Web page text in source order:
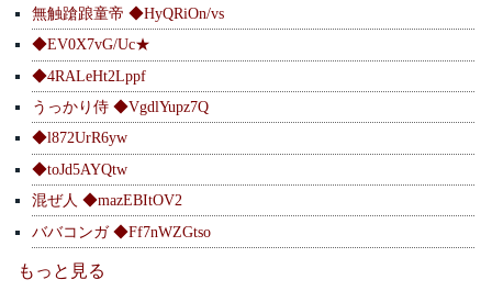
無触蹌踉童帝 ◆HyQRiOn/vs
◆EV0X7vG/Uc★
◆4RALeHt2Lppf
うっかり侍 ◆VgdlYupz7Q
◆l872UrR6yw
◆toJd5AYQtw
混ぜ人 ◆mazEBItOV2
ババコンガ ◆Ff7nWZGtso
もっと見る